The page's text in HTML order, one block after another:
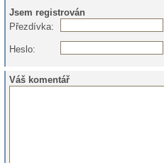
Jsem registrován
Přezdívka:
Heslo:
Váš komentář